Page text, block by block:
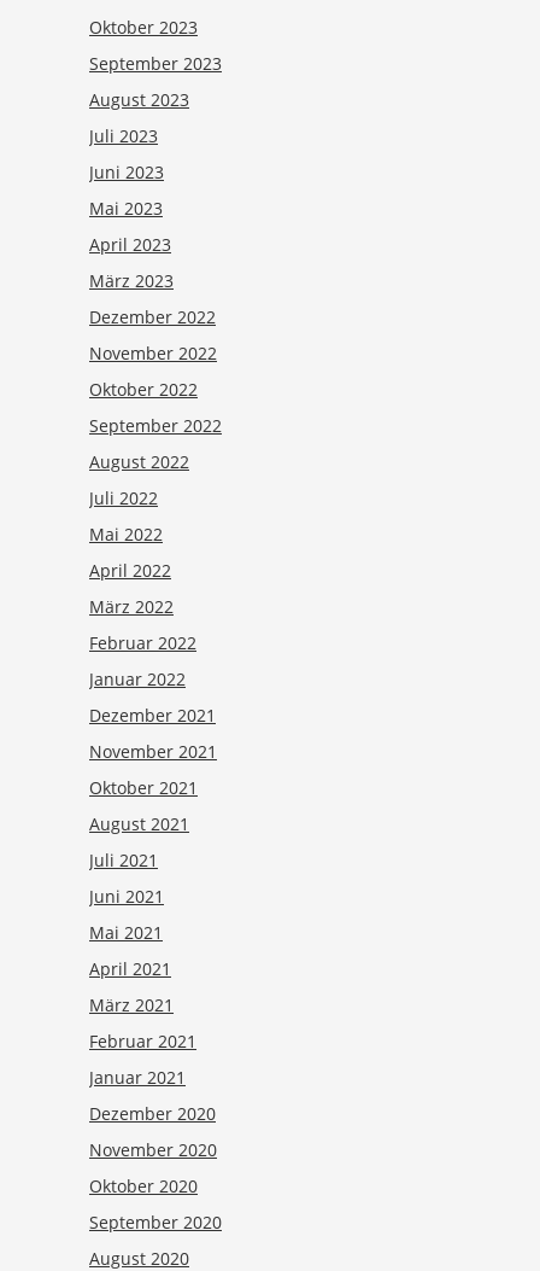
Oktober 2023
September 2023
August 2023
Juli 2023
Juni 2023
Mai 2023
April 2023
März 2023
Dezember 2022
November 2022
Oktober 2022
September 2022
August 2022
Juli 2022
Mai 2022
April 2022
März 2022
Februar 2022
Januar 2022
Dezember 2021
November 2021
Oktober 2021
August 2021
Juli 2021
Juni 2021
Mai 2021
April 2021
März 2021
Februar 2021
Januar 2021
Dezember 2020
November 2020
Oktober 2020
September 2020
August 2020